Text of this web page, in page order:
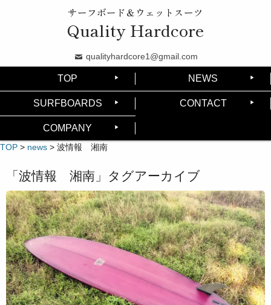
サーフボード＆ウェットスーツ
Quality Hardcore
qualityhardcore1@gmail.com
TOP NEWS
SURFBOARDS CONTACT
COMPANY
TOP > news > 波情報 湘南
「 波情報 湘南 」タグアーカイブ